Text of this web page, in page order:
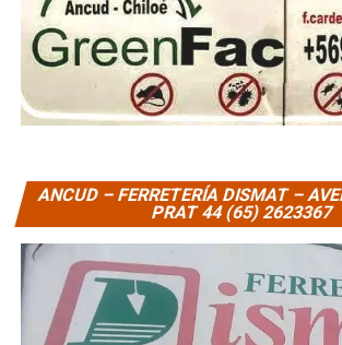
ANCUD – FERRETERÍA DISMAT –
PRAT 44 (65) 2623367